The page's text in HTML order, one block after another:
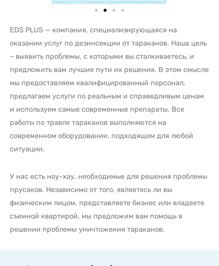
EDS PLUS — компания, специализирующаяся на
оказании услуг по дезинсекции от тараканов. Наша цель
– выявить проблемы, с которыми вы сталкиваетесь, и
предложить вам лучшие пути их решения. В этом смысле
мы предоставляем квалифицированный персонал,
предлагаем услуги по реальным и справедливым ценам
и используем самые современные препараты. Все
работы по травле тараканов выполняются на
современном оборудовании, подходящем для любой
ситуации.
У нас есть ноу-хау, необходимые для решения проблемы
прусаков. Независимо от того, являетесь ли вы
физическим лицом, представляете бизнес или владеете
съемной квартирой, мы предложим вам помощь в
решении проблемы уничтожения тараканов.